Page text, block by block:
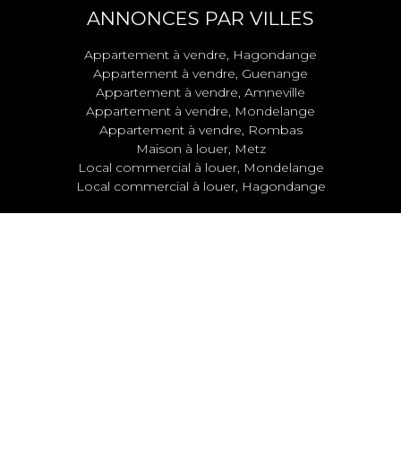
ANNONCES PAR VILLES
Appartement à vendre, Hagondange
Appartement à vendre, Guenange
Appartement à vendre, Amneville
Appartement à vendre, Mondelange
Appartement à vendre, Rombas
Maison à louer, Metz
Local commercial à louer, Mondelange
Local commercial à louer, Hagondange